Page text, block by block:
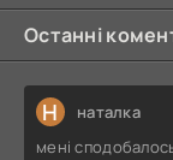
Останні
Н наталка
мені